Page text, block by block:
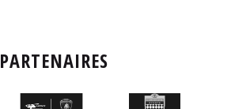
PARTENAIRES